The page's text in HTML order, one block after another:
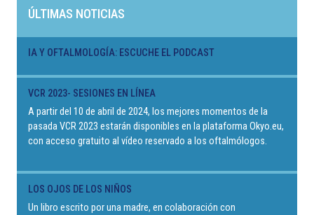
ÚLTIMAS NOTICIAS
IA Y OFTALMOLOGÍA: ESCUCHE EL PODCAST
VCR 2023- SESIONES EN LÍNEA
A partir del 10 de abril de 2024, los mejores momentos de la
pasada VCR 2023 estarán disponibles en la plataforma Okyo.eu,
con acceso gratuito al vídeo reservado a los oftalmólogos.
LOS OJOS DE LOS NIÑOS
Un libro escrito por una madre, en colaboración con